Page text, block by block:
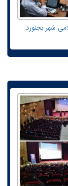
شهر بجنورد